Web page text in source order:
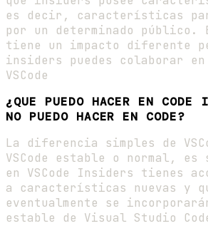
es decir, características
por un determinado público.
tiene un impacto diferente
insiders puedes colaborar
VSCode
¿QUE PUEDO HACER EN CODE
NO PUEDO HACER EN CODE?
La diferencia simples de
VSCode estable o normal, es
en VSCode Insiders tienes
a características nuevas y
eventualmente se
estable de Visual Studio